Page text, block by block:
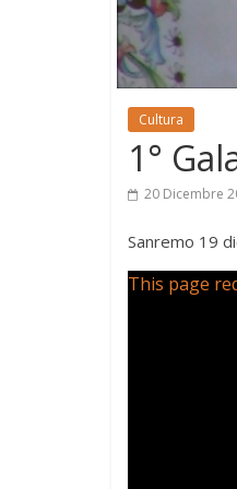
Cultura
1°
20 Dicembre
Sanremo 19
This page